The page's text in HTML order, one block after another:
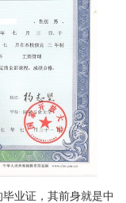
业证，其前身就是中